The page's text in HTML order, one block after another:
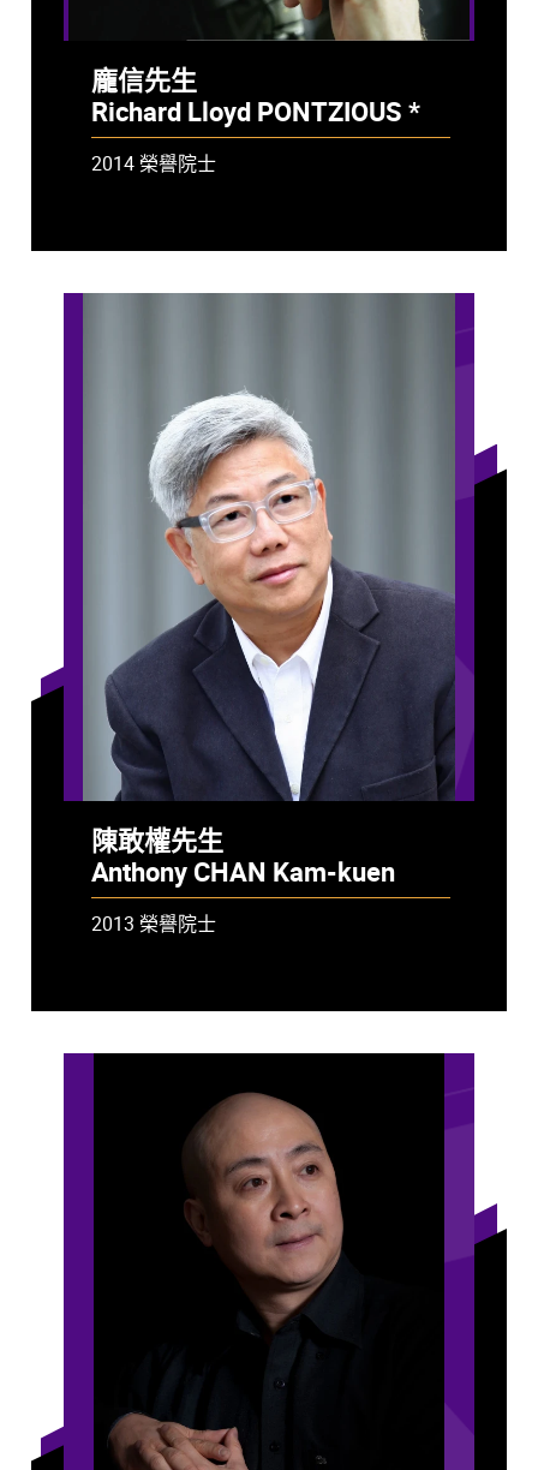
龐信先生
Richard Lloyd PONTZIOUS *
- 已故
2014 榮譽院士
陳敢權先生
Anthony CHAN Kam-kuen
2013 榮譽院士